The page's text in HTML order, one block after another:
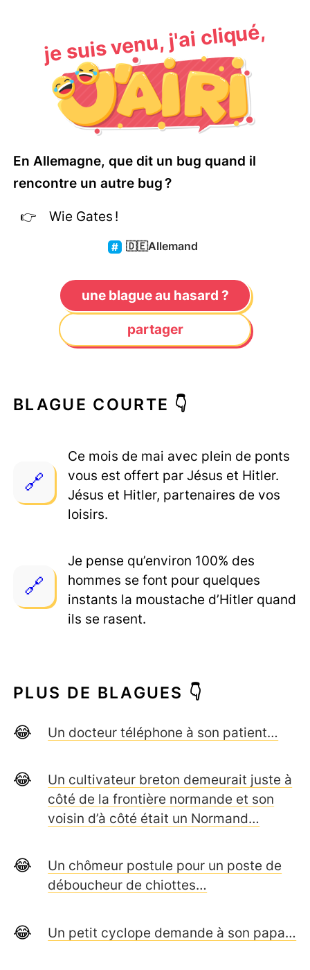
je suis venu, j'ai cliqué,
En Allemagne, que dit un bug quand il
rencontre un autre bug ?
Wie Gates !
🇩🇪Allemand
une blague au hasard ?
partager
BLAGUE COURTE 👇
Ce mois de mai avec plein de ponts
vous est offert par Jésus et Hitler.
Jésus et Hitler, partenaires de vos
loisirs.
Je pense qu’environ 100% des
hommes se font pour quelques
instants la moustache d’Hitler quand
ils se rasent.
PLUS DE BLAGUES 👇
Un docteur téléphone à son patient…
Un cultivateur breton demeurait juste à
côté de la frontière normande et son
voisin d’à côté était un Normand…
Un chômeur postule pour un poste de
déboucheur de chiottes…
Un petit cyclope demande à son papa…